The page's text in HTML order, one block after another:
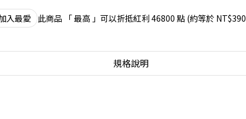
入最愛 此商品 「 最高 」可以折抵紅利 46800 點 (約等於 NT$390
規格說明